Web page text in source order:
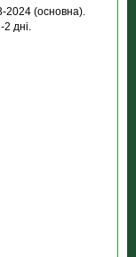
2024 (основна).
дні.